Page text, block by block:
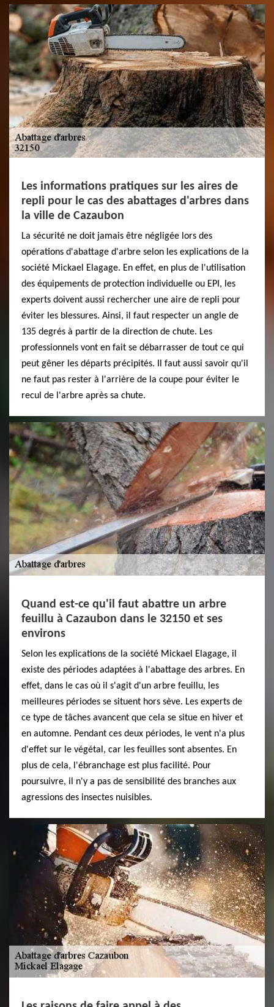
Les informations pratiques sur les aires de
repli pour le cas des abattages d'arbres dans
la ville de Cazaubon
La sécurité ne doit jamais être négligée lors des
opérations d'abattage d'arbre selon les explications de la
société Mickael Elagage. En effet, en plus de l'utilisation
des équipements de protection individuelle ou EPI, les
experts doivent aussi rechercher une aire de repli pour
éviter les blessures. Ainsi, il faut respecter un angle de
135 degrés à partir de la direction de chute. Les
professionnels vont en fait se débarrasser de tout ce qui
peut gêner les départs précipités. Il faut aussi savoir qu'il
ne faut pas rester à l'arrière de la coupe pour éviter le
recul de l'arbre après sa chute.
Quand est-ce qu'il faut abattre un arbre
feuillu à Cazaubon dans le 32150 et ses
environs
Selon les explications de la société Mickael Elagage, il
existe des périodes adaptées à l'abattage des arbres. En
effet, dans le cas où il s'agit d'un arbre feuillu, les
meilleures périodes se situent hors sève. Les experts de
ce type de tâches avancent que cela se situe en hiver et
en automne. Pendant ces deux périodes, le vent n'a plus
d'effet sur le végétal, car les feuilles sont absentes. En
plus de cela, l'ébranchage est plus facilité. Pour
poursuivre, il n'y a pas de sensibilité des branches aux
agressions des insectes nuisibles.